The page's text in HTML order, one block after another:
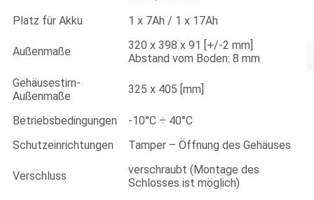
Platz für Akku
1 x 7Ah / 1 x 17Ah
Außenmaße
320 x 398 x 91 [+/-2 mm]
Abstand vom Boden: 8 mm
Gehäusestirn-
Außenmaße
325 x 405 [mm]
Betriebsbedingungen
-10°C ÷ 40°C
Schutzeinrichtungen
Tamper – Öffnung des Gehäuses
Verschluss
verschraubt (Montage des
Schlosses ist möglich)